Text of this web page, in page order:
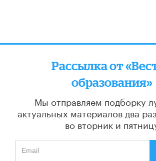
Рассылка от
образования»
Мы отправляем подборку
актуальных материалов два
во вторник и